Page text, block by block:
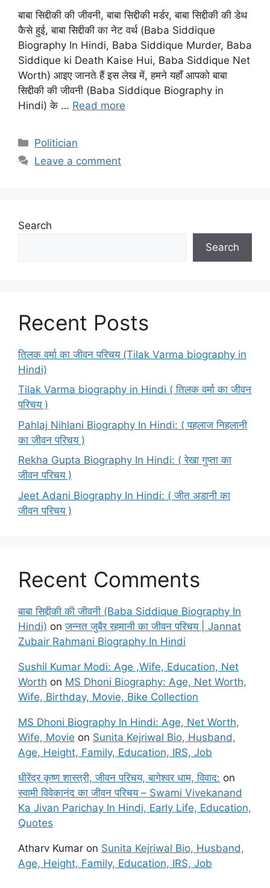
बाबा सिद्दीकी की जीवनी, बाबा सिद्दीकी मर्डर, बाबा सिद्दीकी की डेथ
कैसे हुई, बाबा सिद्दीकी का नेट वर्थ (Baba Siddique
Biography In Hindi, Baba Siddique Murder, Baba
Siddique ki Death Kaise Hui, Baba Siddique Net
Worth) आइए जानते हैं इस लेख में, हमने यहाँ आपको बाबा
सिद्दीकी की जीवनी (Baba Siddique Biography in
Hindi) के … Read more
Categories
Politician
Leave a comment
Search
Search
Recent Posts
तिलक वर्मा का जीवन परिचय (Tilak Varma biography in
Hindi)
Tilak Varma biography in Hindi ( तिलक वर्मा का जीवन
परिचय )
Pahlaj Nihlani Biography In Hindi: ( पहलाज निहलानी
का जीवन परिचय )
Rekha Gupta Biography In Hindi: ( रेखा गुप्ता का
जीवन परिचय )
Jeet Adani Biography In Hindi: ( जीत अडानी का
जीवन परिचय )
Recent Comments
बाबा सिद्दीकी की जीवनी (Baba Siddique Biography In
Hindi) onजन्नत जुबैर रहमानी का जीवन परिचय | Jannat
Zubair Rahmani Biography In Hindi
Sushil Kumar Modi: Age ,Wife, Education, Net
Worth on MS Dhoni Biography: Age, Net Worth,
Wife, Birthday, Movie, Bike Collection
MS Dhoni Biography In Hindi: Age, Net Worth,
Wife, Movie on Sunita Kejriwal Bio, Husband,
Age, Height, Family, Education, IRS, Job
धीरेंद्र कृष्ण शास्त्री, जीवन परिचय, बागेश्वर धाम, विवाद: on
स्वामी विवेकानंद का जीवन परिचय – Swami Vivekanand
Ka Jivan Parichay In Hindi, Early Life, Education,
Quotes
Atharv Kumar on Sunita Kejriwal Bio, Husband,
Age, Height, Family, Education, IRS, Job